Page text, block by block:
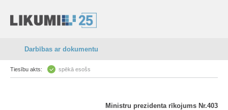
Darbības ar dokumentu
Tiesību akts: spēkā esošs
Ministru prezidenta rīkojums Nr.403